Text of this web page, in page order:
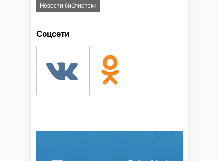
Новости библиотеки
Соцсети